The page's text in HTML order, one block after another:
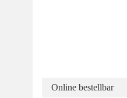
Online bestellbar